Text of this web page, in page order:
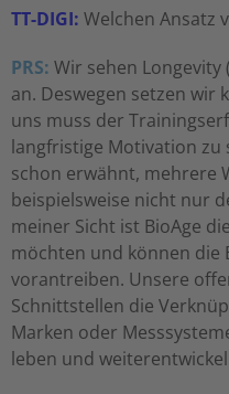
TT-DIGI: Welchen Ansatz
PRS: Wir sehen Longevity
an. Deswegen setzen wir
uns muss der
langfristige Motivation zu
schon erwähnt, mehrere
beispielsweise nicht nur
meiner Sicht ist BioAge
möchten und können die
vorantreiben. Unsere
Schnittstellen die
Marken oder
leben und